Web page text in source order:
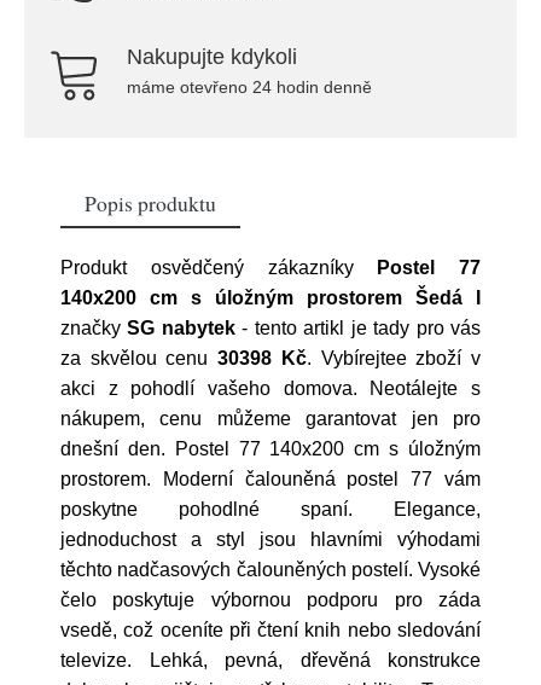
Nakupujte kdykoli
máme otevřeno 24 hodin denně
Popis produktu
Produkt osvědčený zákazníky
Postel 77
140x200 cm s úložným prostorem Šedá I
značkySG nabytek- tento artikl je tady pro vás
za skvělou cenu30398 Kč. Vybírejtee zboží v
akci z pohodlí vašeho domova. Neotálejte s
nákupem, cenu můžeme garantovat jen pro
dnešní den. Postel 77 140x200 cm s úložným
prostorem. Moderní čalouněná postel 77 vám
poskytne pohodlné spaní. Elegance,
jednoduchost a styl jsou hlavními výhodami
těchto nadčasových čalouněných postelí. Vysoké
čelo poskytuje výbornou podporu pro záda
vsedě, což oceníte při čtení knih nebo sledování
televize. Lehká, pevná, dřevěná konstrukce